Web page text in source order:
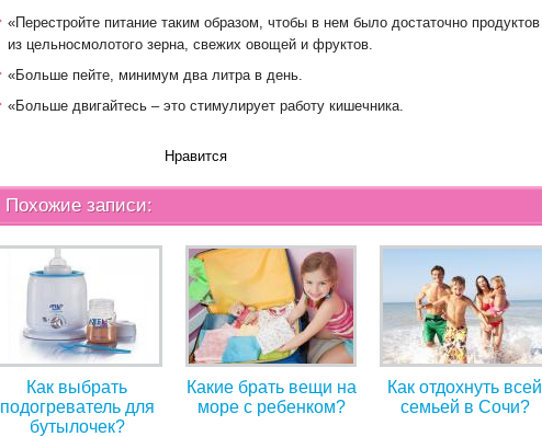
«Перестройте питание таким образом, чтобы в нем было достаточно продуктов
из цельносмолотого зерна, свежих овощей и фруктов.
«Больше пейте, минимум два литра в день.
«Больше двигайтесь – это стимулирует работу кишечника.
Нравится
Похожие записи:
Как выбрать
подогреватель для
бутылочек?
Какие брать вещи на
море с ребенком?
Как отдохнуть всей
семьей в Сочи?